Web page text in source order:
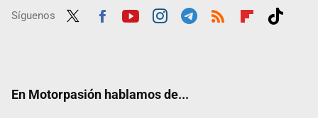
Síguenos
En Motorpasión hablamos de...